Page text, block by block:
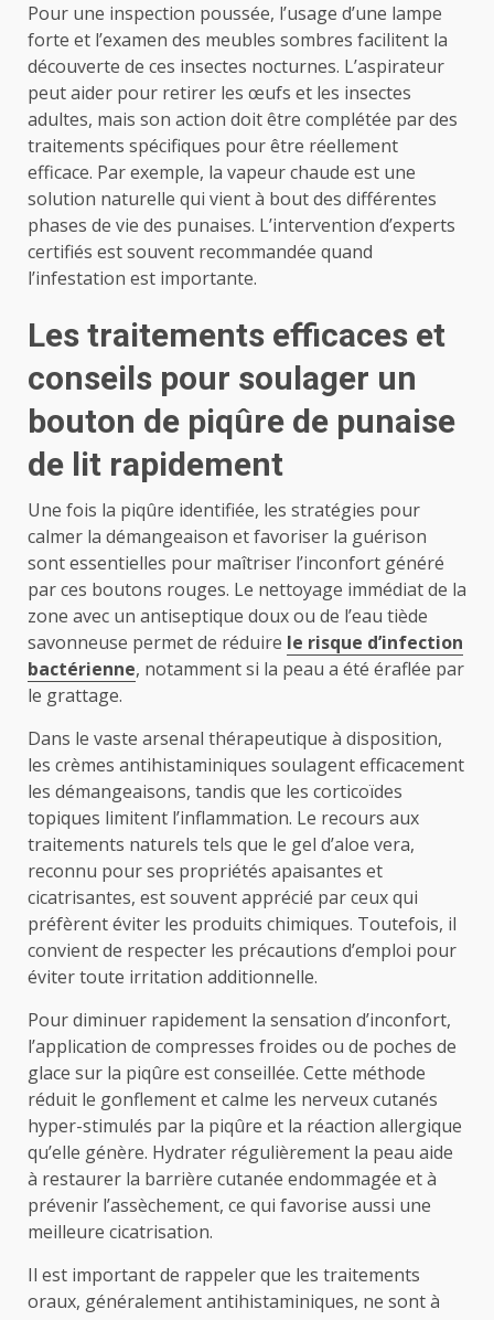
Pour une inspection poussée, l’usage d’une lampe
forte et l’examen des meubles sombres facilitent la
découverte de ces insectes nocturnes. L’aspirateur
peut aider pour retirer les œufs et les insectes
adultes, mais son action doit être complétée par des
traitements spécifiques pour être réellement
efficace. Par exemple, la vapeur chaude est une
solution naturelle qui vient à bout des différentes
phases de vie des punaises. L’intervention d’experts
certifiés est souvent recommandée quand
l’infestation est importante.
Les traitements efficaces et
conseils pour soulager un
bouton de piqûre de punaise
de lit rapidement
Une fois la piqûre identifiée, les stratégies pour
calmer la démangeaison et favoriser la guérison
sont essentielles pour maîtriser l’inconfort généré
par ces boutons rouges. Le nettoyage immédiat de la
zone avec un antiseptique doux ou de l’eau tiède
savonneuse permet de réduire le risque d’infection
bactérienne, notamment si la peau a été éraflée par
le grattage.
Dans le vaste arsenal thérapeutique à disposition,
les crèmes antihistaminiques soulagent efficacement
les démangeaisons, tandis que les corticoïdes
topiques limitent l’inflammation. Le recours aux
traitements naturels tels que le gel d’aloe vera,
reconnu pour ses propriétés apaisantes et
cicatrisantes, est souvent apprécié par ceux qui
préfèrent éviter les produits chimiques. Toutefois, il
convient de respecter les précautions d’emploi pour
éviter toute irritation additionnelle.
Pour diminuer rapidement la sensation d’inconfort,
l’application de compresses froides ou de poches de
glace sur la piqûre est conseillée. Cette méthode
réduit le gonflement et calme les nerveux cutanés
hyper-stimulés par la piqûre et la réaction allergique
qu’elle génère. Hydrater régulièrement la peau aide
à restaurer la barrière cutanée endommagée et à
prévenir l’assèchement, ce qui favorise aussi une
meilleure cicatrisation.
Il est important de rappeler que les traitements
oraux, généralement antihistaminiques, ne sont à